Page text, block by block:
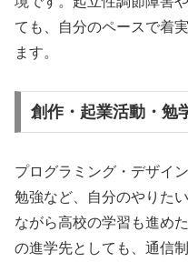
ても、自分のペースで着
ます。
創作・起業活動・勉
プログラミング・デザイ
勉強など、自分のやりた
ながら高校の学習も進め
の進学先としても、通信